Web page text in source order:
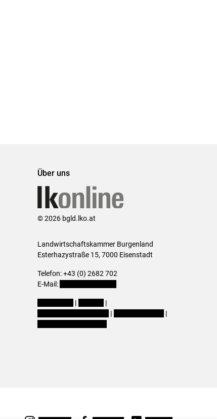
Über uns
© 2026 bgld.lko.at
Landwirtschaftskammer Burgenland
Esterhazystraße 15, 7000 Eisenstadt
Telefon: +43 (0) 2682 702
E-Mail:
|
|
|
|